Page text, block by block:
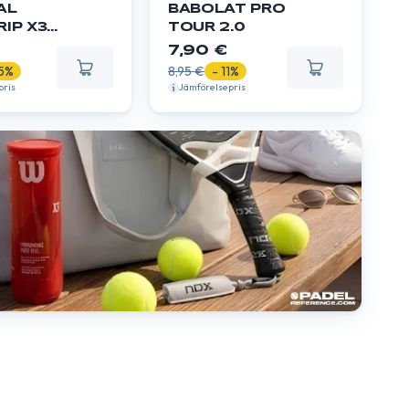
X3
BABOLAT PRO
TOUR 2.0
7,90 €
8,95 € - 11%
Jämförelsepris